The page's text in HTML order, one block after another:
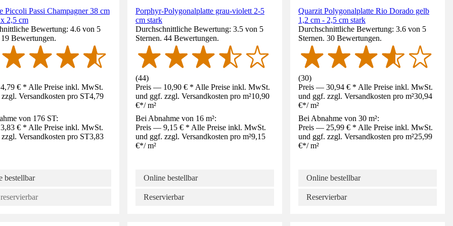
Piccoli Passi Champagner 38 cm
2,5 cm
Bewertung: 4.6 von 5
Bewertungen.
€ * Alle Preise inkl. MwSt.
Versandkosten pro ST4,79
von 176 ST:
€ * Alle Preise inkl. MwSt.
Versandkosten pro ST3,83
bestellbar
Porphyr-Polygonalplatte grau-violett 2-5
cm stark
Durchschnittliche Bewertung: 3.5 von 5
Sternen. 44 Bewertungen.
(44)
Preis — 10,90 € * Alle Preise inkl. MwSt.
und ggf. zzgl. Versandkosten pro m²10,90
€*/ m²
Bei Abnahme von 16 m²:
Preis — 9,15 € * Alle Preise inkl. MwSt.
und ggf. zzgl. Versandkosten pro m²9,15
€*/ m²
Online bestellbar
Reservierbar
Quarzit Polygonalplatte Rio Dorado gelb
1,2 cm - 2,5 cm stark
Durchschnittliche Bewertung: 3.6 von 5
Sternen. 30 Bewertungen.
(30)
Preis — 30,94 € * Alle Preise inkl. MwSt.
und ggf. zzgl. Versandkosten pro m²30,94
€*/ m²
Bei Abnahme von 30 m²:
Preis — 25,99 € * Alle Preise inkl. MwSt.
und ggf. zzgl. Versandkosten pro m²25,99
€*/ m²
Online bestellbar
Reservierbar